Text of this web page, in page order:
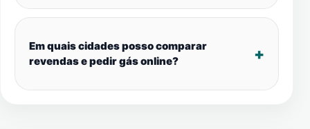
Em quais cidades posso comparar
revendas e pedir gás online?